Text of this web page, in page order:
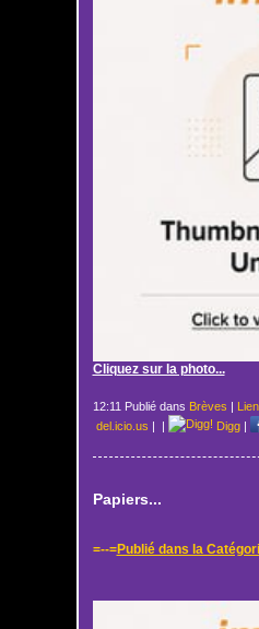
Cliquez sur la photo...
12:11 Publié dans Brèves |
del.icio.us | | Digg|
Papiers...
=--=Publié dans la